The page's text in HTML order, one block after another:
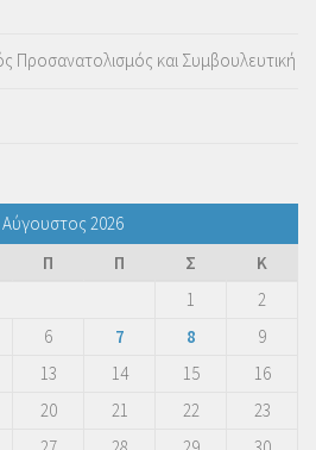
Προσανατολισμός και Συμβουλευτική
Αύγουστος 2026
Π Π Σ
Κ
1
2
6 7 8
9
13 14 15
16
20 21 22
23